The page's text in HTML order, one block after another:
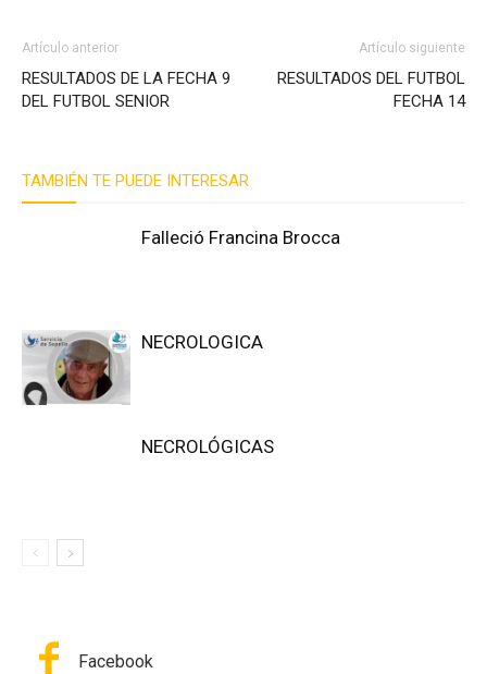
Artículo anterior
RESULTADOS DE LA FECHA 9
DEL FUTBOL SENIOR
Artículo siguiente
RESULTADOS DEL FUTBOL
FECHA 14
TAMBIÉN TE PUEDE INTERESAR
Falleció Francina Brocca
NECROLOGICA
NECROLÓGICAS
Facebook